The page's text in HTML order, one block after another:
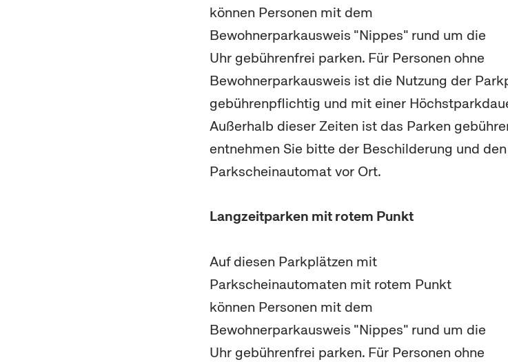
können Personen mit dem
Bewohnerparkausweis "Nippes" rund um die
Uhr gebührenfrei parken. Für Personen ohne
Bewohnerparkausweis ist die Nutzung der
gebührenpflichtig und mit einer
Außerhalb dieser Zeiten ist das Parken
entnehmen Sie bitte der Beschilderung und
Parkscheinautomat vor Ort.
Langzeitparken mit rotem Punkt
Auf diesen Parkplätzen mit
Parkscheinautomaten mit rotem Punkt
können Personen mit dem
Bewohnerparkausweis "Nippes" rund um die
Uhr gebührenfrei parken. Für Personen ohne